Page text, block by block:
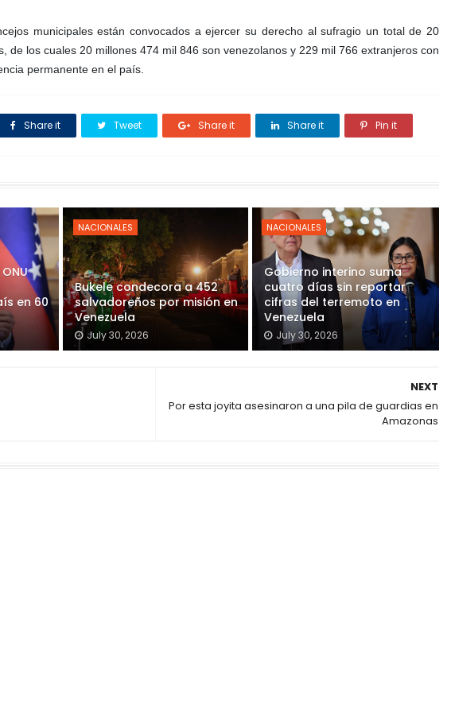
municipales están convocados a ejercer su derecho al sufragio un total de 20
de los cuales 20 millones 474 mil 846 son venezolanos y 229 mil 766 extranjeros con
permanente en el país.
Share it Tweet Share it Share it Pin it
en 60
NACIONALES
Bukele condecora a 452
salvadoreños por misión en
Venezuela
July 30, 2026
NACIONALES
Gobierno interino suma
cuatro días sin reportar
cifras del terremoto en
Venezuela
July 30, 2026
NEXT
Por esta joyita asesinaron a una pila de guardias en
Amazonas